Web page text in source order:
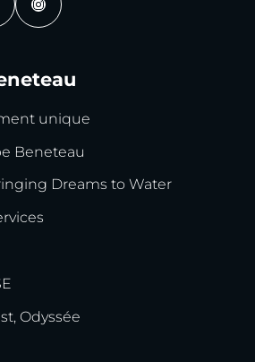
unique
Beneteau
Dreams to Water
Odyssée